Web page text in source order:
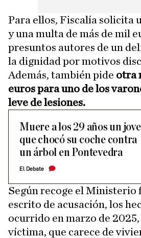
Para ellos, Fiscalía solicita
y una multa de más de mil
presuntos autores de un
la dignidad por motivos
Además, también pide otra
euros para uno de los
leve de lesiones.
Muere a los 29 años un
que chocó su coche contra
un árbol en Pontevedra
El Debate
Según recoge el Ministerio
escrito de acusación, los
ocurrido en marzo de 2025,
víctima, que carece de